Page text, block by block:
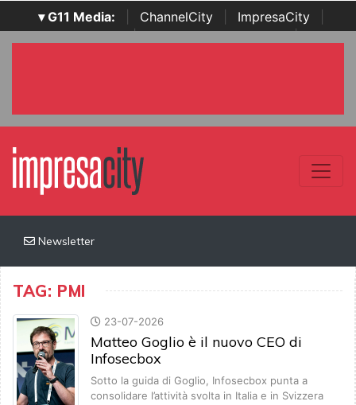
▾ G11 Media: ChannelCity ImpresaCity
SecurityOpenLab | Italian Channel Awards | Italian
Newsletter
TAG: PMI
23-07-2026
Matteo Goglio è il nuovo CEO di
Infosecbox
Sotto la guida di Goglio, Infosecbox punta a
consolidare l’attività svolta in Italia e in Svizzera